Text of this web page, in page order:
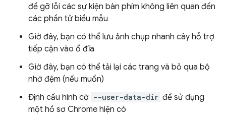
để gỡ lỗi các sự kiện bàn phím không liên quan đến
các phần tử biểu mẫu
Giờ đây, bạn có thể lưu ảnh chụp nhanh cây hỗ trợ
tiếp cận vào ổ đĩa
Giờ đây, bạn có thể tải lại các trang và bỏ qua bộ
nhớ đệm (nếu muốn)
Định cấu hình cờ --user-data-dir để sử dụng
một hồ sơ Chrome hiện có